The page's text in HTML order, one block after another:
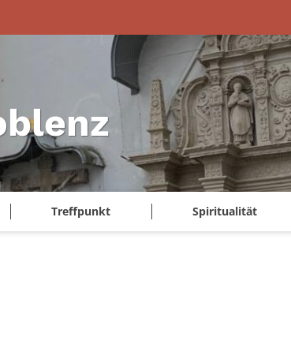
Treffpunkt Spiritualität